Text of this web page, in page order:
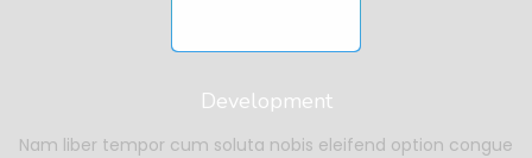
Development
Nam liber tempor cum soluta nobis eleifend option congue